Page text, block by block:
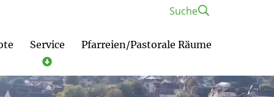
Service Pfarreien/Pastorale Räume
Suche